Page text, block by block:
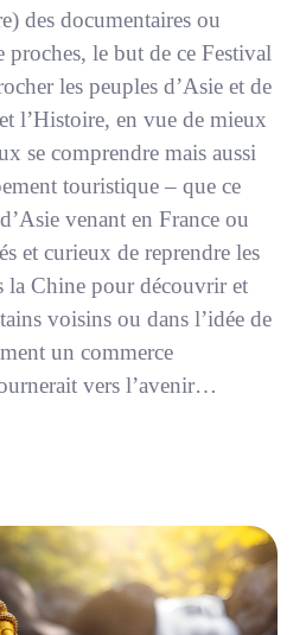
des documentaires ou
proches, le but de ce Festival
les peuples d’Asie et de
l’Histoire, en vue de mieux
se comprendre mais aussi
touristique – que ce
venant en France ou
et curieux de reprendre les
la Chine pour découvrir et
voisins ou dans l’idée de
un commerce
vers l’avenir…